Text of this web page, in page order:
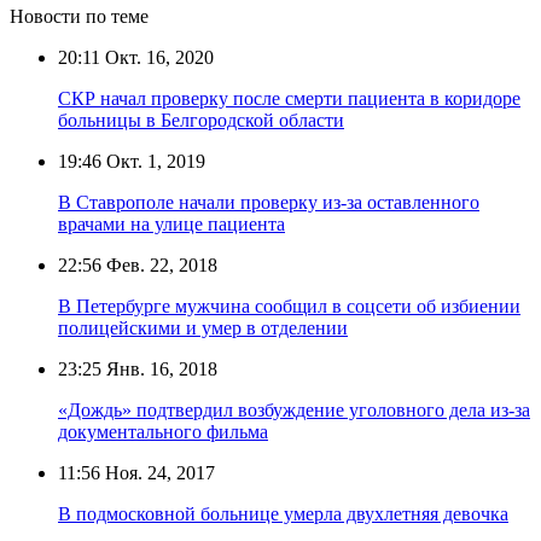
Новости по теме
20:11 Окт. 16, 2020
СКР начал проверку после смерти пациента в коридоре
больницы в Белгородской области
19:46 Окт. 1, 2019
В Ставрополе начали проверку из-за оставленного
врачами на улице пациента
22:56 Фев. 22, 2018
В Петербурге мужчина сообщил в соцсети об избиении
полицейскими и умер в отделении
23:25 Янв. 16, 2018
«Дождь» подтвердил возбуждение уголовного дела из-за
документального фильма
11:56 Ноя. 24, 2017
В подмосковной больнице умерла двухлетняя девочка